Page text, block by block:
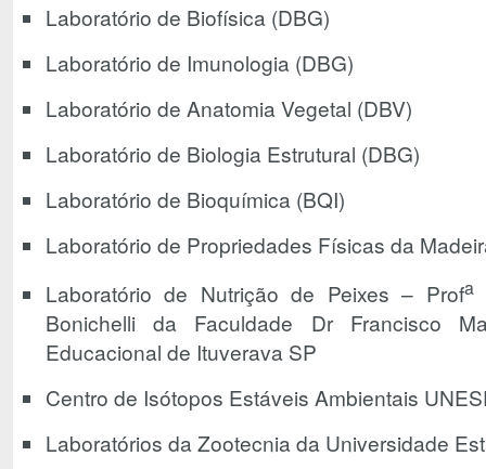
Laboratório de Biofísica (DBG)
Laboratório de Imunologia (DBG)
Laboratório de Anatomia Vegetal (DBV)
Laboratório de Biologia Estrutural (DBG)
Laboratório de Bioquímica (BQI)
Laboratório de Propriedades Físicas da
Laboratório de Nutrição de Peixes – Profa
Bonichelli da Faculdade Dr Francisco
Educacional de Ituverava SP
Centro de Isótopos Estáveis Ambientais
Laboratórios da Zootecnia da Universidade